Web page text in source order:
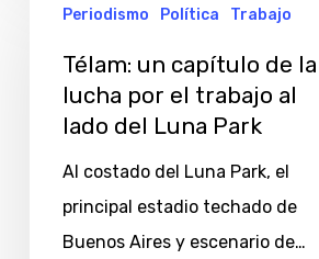
capítulo
lucha
Periodismo Política Trabajo
Télam: un capítulo de la
lucha por el trabajo al
lado del Luna Park
Al costado del Luna Park, el
principal estadio techado de
Buenos Aires y escenario de…